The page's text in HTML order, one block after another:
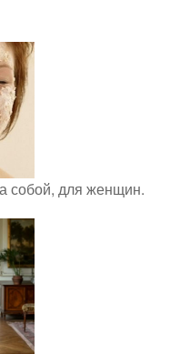
собой, для женщин.